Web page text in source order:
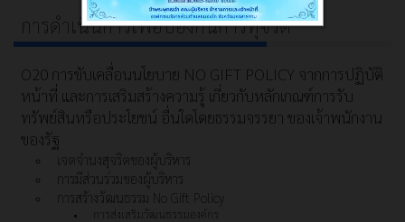
การดำเนินการเพื่อป้องกันการทุจริต
O20 การขับเคลื่อนนโยบาย NO GIFT POLICY จากการปฏิบัติ
หน้าที่ และการเสริมสร้างความรู้ เกี่ยวกับหลักเกณฑ์การรับ
ทรัพย์สินหรือประโยชน์ อื่นใดโดยธรรมจรรยา ของเจ้าพนักงาน
ของรัฐ
เจตจำนงสุจริตของผู้บริหาร
การมีส่วนร่วมของผู้บริหาร
การสร้างวัฒนธรรม No Gift Policy
การส่งเสริมวัฒนธรรมองค์กร